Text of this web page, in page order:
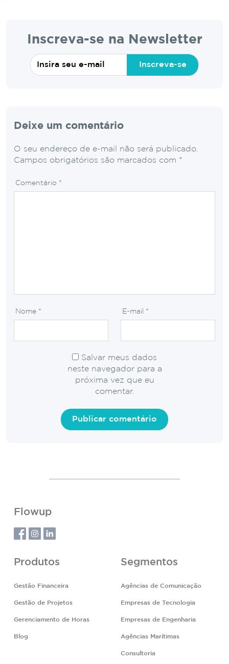
Inscreva-se na Newsletter
Inscreva-se
Deixe um comentário
O seu endereço de e-mail não será publicado.
Campos obrigatórios são marcados com *
Comentário *
Nome * E-mail *
Salvar meus dados
neste navegador para a
próxima vez que eu
comentar.
Flowup
Produtos
Gestão Financeira
Gestão de Projetos
Gerenciamento de Horas
Blog
Segmentos
Agências de Comunicação
Empresas de Tecnologia
Empresas de Engenharia
Agências Marítimas
Consultoria